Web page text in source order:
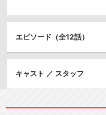
た零花を訪ねると、その顔
る。問い詰めても零花は答
み、クローゼットに身を
た“半グレ”彼氏・麻取延人
─！「零花だけは守らなき
も……‼」愛する家族のため
エピソード（全12話）
キャスト ／ スタッフ